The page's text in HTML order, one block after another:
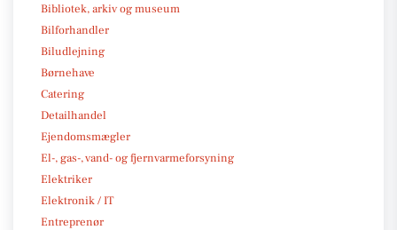
Bibliotek, arkiv og museum
Bilforhandler
Biludlejning
Børnehave
Catering
Detailhandel
Ejendomsmægler
El-, gas-, vand- og fjernvarmeforsyning
Elektriker
Elektronik / IT
Entreprenør